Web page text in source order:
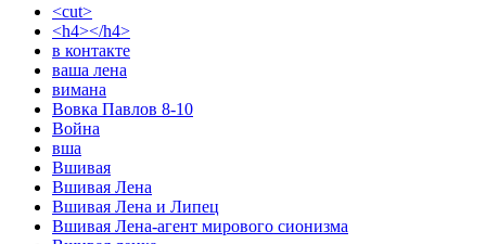
<cut>
<h4></h4>
в контакте
ваша лена
вимана
Вовка Павлов 8-10
Война
вша
Вшивая
Вшивая Лена
Вшивая Лена и Липец
Вшивая Лена-агент мирового сионизма